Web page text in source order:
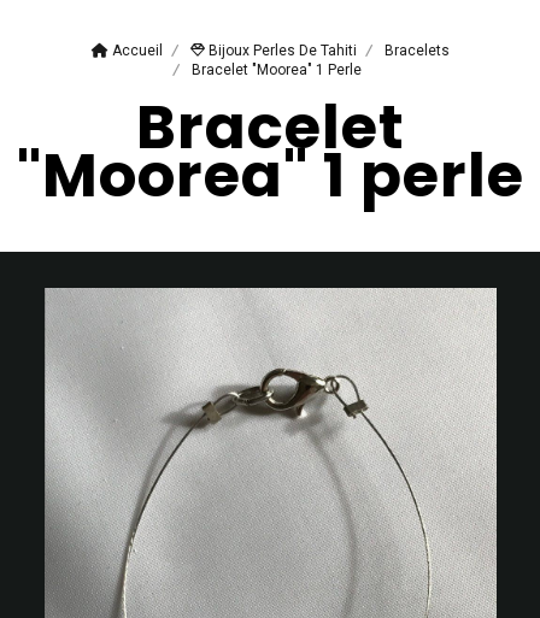
Accueil Bijoux Perles De Tahiti
Bracelets
Bracelet "Moorea" 1 Perle
Bracelet
"Moorea" 1 perle